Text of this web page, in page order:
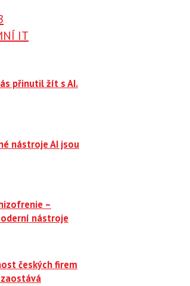
IT
přinutil žít s AI.
nástroje AI jsou
–
nástroje
českých firem